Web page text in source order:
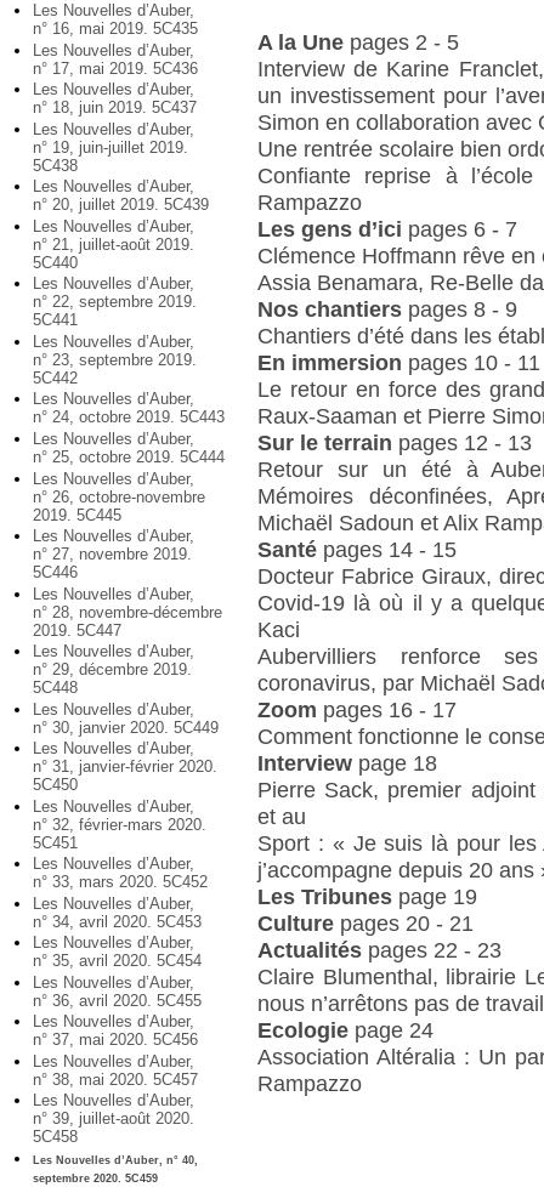
Les Nouvelles d’Auber,
n° 16, mai 2019. 5C435
Les Nouvelles d’Auber,
n° 17, mai 2019. 5C436
Les Nouvelles d’Auber,
n° 18, juin 2019. 5C437
Les Nouvelles d’Auber,
n° 19, juin-juillet 2019.
5C438
Les Nouvelles d’Auber,
n° 20, juillet 2019. 5C439
Les Nouvelles d’Auber,
n° 21, juillet-août 2019.
5C440
Les Nouvelles d’Auber,
n° 22, septembre 2019.
5C441
Les Nouvelles d’Auber,
n° 23, septembre 2019.
5C442
Les Nouvelles d’Auber,
n° 24, octobre 2019. 5C443
Les Nouvelles d’Auber,
n° 25, octobre 2019. 5C444
Les Nouvelles d’Auber,
n° 26, octobre-novembre
2019. 5C445
Les Nouvelles d’Auber,
n° 27, novembre 2019.
5C446
Les Nouvelles d’Auber,
n° 28, novembre-décembre
2019. 5C447
Les Nouvelles d’Auber,
n° 29, décembre 2019.
5C448
Les Nouvelles d’Auber,
n° 30, janvier 2020. 5C449
Les Nouvelles d’Auber,
n° 31, janvier-février 2020.
5C450
Les Nouvelles d’Auber,
n° 32, février-mars 2020.
5C451
Les Nouvelles d’Auber,
n° 33, mars 2020. 5C452
Les Nouvelles d’Auber,
n° 34, avril 2020. 5C453
Les Nouvelles d’Auber,
n° 35, avril 2020. 5C454
Les Nouvelles d’Auber,
n° 36, avril 2020. 5C455
Les Nouvelles d’Auber,
n° 37, mai 2020. 5C456
Les Nouvelles d’Auber,
n° 38, mai 2020. 5C457
Les Nouvelles d’Auber,
n° 39, juillet-août 2020.
5C458
Les Nouvelles d’Auber, n° 40,
septembre 2020. 5C459
A la Une pages 2 - 5
Interview de Karine
un investissement pour
Simon en collaboration avec
Une rentrée scolaire bien
Confiante reprise à
Rampazzo
Les gens d’ici pages 6 - 7
Clémence Hoffmann rêve
Assia Benamara, Re-Belle
Nos chantiers pages 8 - 9
Chantiers d’été dans les
En immersion pages 10 - 11
Le retour en force des
Raux-Saaman et Pierre
Sur le terrain pages 12 - 13
Retour sur un été à
Mémoires déconfinées,
Michaël Sadoun et Alix
Santé pages 14 - 15
Docteur Fabrice Giraux,
Covid-19 là où il y a
Kaci
Aubervilliers renforce
coronavirus, par Michaël
Zoom pages 16 - 17
Comment fonctionne le
Interview page 18
Pierre Sack, premier
et au
Sport : « Je suis là pour les
j’accompagne depuis 20
Les Tribunes page 19
Culture pages 20 - 21
Actualités pages 22 - 23
Claire Blumenthal, librairie
nous n’arrêtons pas de
Ecologie page 24
Association Altéralia : Un
Rampazzo